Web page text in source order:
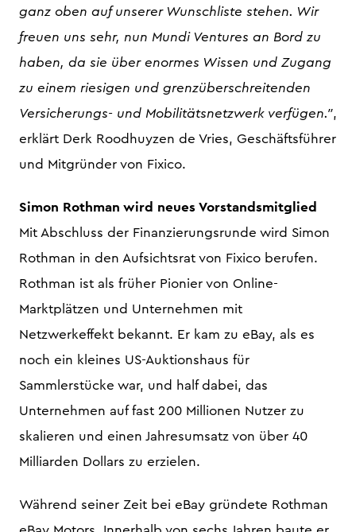
ganz oben auf unserer Wunschliste stehen. Wir
freuen uns sehr, nun Mundi Ventures an Bord zu
haben, da sie über enormes Wissen und Zugang
zu einem riesigen und grenzüberschreitenden
Versicherungs- und Mobilitätsnetzwerk verfügen.",
erklärt Derk Roodhuyzen de Vries, Geschäftsführer
und Mitgründer von Fixico.
Simon Rothman wird neues Vorstandsmitglied
Mit Abschluss der Finanzierungsrunde wird Simon
Rothman in den Aufsichtsrat von Fixico berufen.
Rothman ist als früher Pionier von Online-
Marktplätzen und Unternehmen mit
Netzwerkeffekt bekannt. Er kam zu eBay, als es
noch ein kleines US-Auktionshaus für
Sammlerstücke war, und half dabei, das
Unternehmen auf fast 200 Millionen Nutzer zu
skalieren und einen Jahresumsatz von über 40
Milliarden Dollars zu erzielen.
Während seiner Zeit bei eBay gründete Rothman